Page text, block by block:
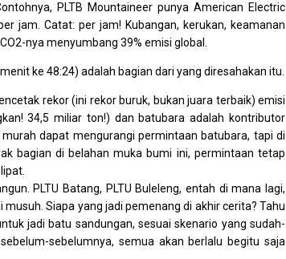
PLTB Mountaineer punya American Electric
jam. Catat: per jam! Kubangan, kerukan, keamanan
nya menyumbang 39% emisi global.
ke 48:24) adalah bagian dari yang diresahakan itu.
rekor (ini rekor buruk, bukan juara terbaik) emisi
34,5 miliar ton!) dan batubara adalah kontributor
dapat mengurangi permintaan batubara, tapi di
bagian di belahan muka bumi ini, permintaan tetap
PLTU Batang, PLTU Buleleng, entah di mana lagi,
Siapa yang jadi pemenang di akhir cerita? Tahu
jadi batu sandungan, sesuai skenario yang sudah-
sebelumnya, semua akan berlalu begitu saja